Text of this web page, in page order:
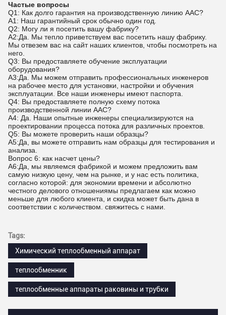
Частые вопросы
Q1: Как долго гарантия на производственную линию AAC?
A1: Наш гарантийный срок обычно один год.
Q2: Могу ли я посетить вашу фабрику?
A2:Да. Мы тепло приветствуем вас посетить нашу фабрику.
Мы отвезем вас на сайт наших клиентов, чтобы посмотреть на
него.
Q3: Вы предоставляете обучение эксплуатации
оборудования?
A3:Да. Мы можем отправить профессиональных инженеров
на рабочее место для установки, настройки и обучения
эксплуатации. Все наши инженеры имеют паспорта.
Q4: Вы предоставляете полную схему потока
производственной линии AAC?
A4: Да. Наши опытные инженеры специализируются на
проектировании процесса потока для различных проектов.
Q5: Вы можете проверить наши образцы?
A5:Да, вы можете отправить нам образцы для тестирования и
анализа.
Вопрос 6: как насчет цены?
A6:Да, мы являемся фабрикой и можем предложить вам
самую низкую цену, чем на рынке, и у нас есть политика,
согласно которой: для экономии времени и абсолютно
честного делового отношениямы предлагаем как можно
меньше для любого клиента, и скидка может быть дана в
соответствии с количеством. свяжитесь с нами.
Tags:
Химический теплообменный аппарат
теплообменник
теплообменные аппараты раковины и трубки